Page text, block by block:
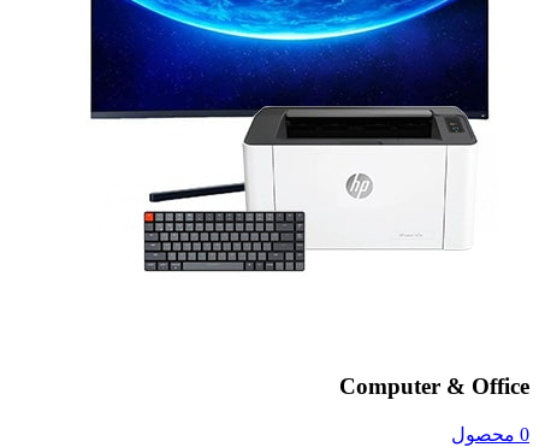
Computer & Office
0 محصول